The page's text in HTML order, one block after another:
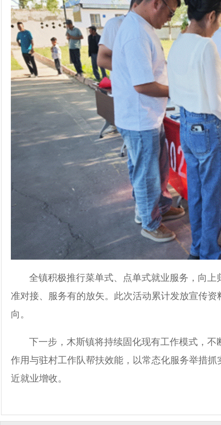
全镇积极推行菜单式、点单式就业服务，向
准对接、服务有的放矢。此次活动累计发放宣传资
向。
下一步，木斯镇将持续固化现有工作模式，
作用与驻村工作队帮扶效能，以常态化服务举措
近就业增收。